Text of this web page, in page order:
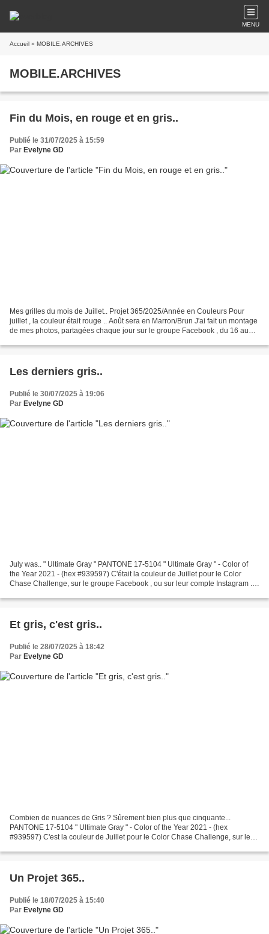
MENU
Accueil » MOBILE.ARCHIVES
MOBILE.ARCHIVES
Fin du Mois, en rouge et en gris..
Publié le 31/07/2025 à 15:59
Par Evelyne GD
Mes grilles du mois de Juillet.. Projet 365/2025/Année en Couleurs Pour
juillet , la couleur était rouge .. Août sera en Marron/Brun J'ai fait un montage
de mes photos, partagées chaque jour sur le groupe Facebook , du 16 au
Les derniers gris..
Publié le 30/07/2025 à 19:06
Par Evelyne GD
July was.. " Ultimate Gray " PANTONE 17-5104 " Ultimate Gray " - Color of
the Year 2021 - (hex #939597) C'était la couleur de Juillet pour le Color
Chase Challenge, sur le groupe Facebook , ou sur leur compte Instagram ..
Et gris, c'est gris..
Publié le 28/07/2025 à 18:42
Par Evelyne GD
Combien de nuances de Gris ? Sûrement bien plus que cinquante...
PANTONE 17-5104 " Ultimate Gray " - Color of the Year 2021 - (hex
#939597) C'est la couleur de Juillet pour le Color Chase Challenge, sur le
Un Projet 365..
Publié le 18/07/2025 à 15:40
Par Evelyne GD